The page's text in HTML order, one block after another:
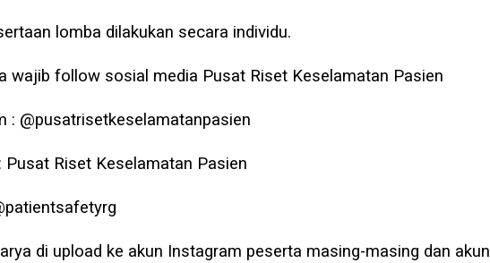
lomba dilakukan secara individu.
wajib follow sosial media Pusat Riset Keselamatan Pasien
: @pusatrisetkeselamatanpasien
Pusat Riset Keselamatan Pasien
di upload ke akun Instagram peserta masing-masing dan akun